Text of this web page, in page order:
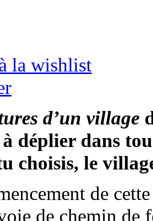
la wishlist
d’un village
déplier dans
choisis, le
de
de chemin de